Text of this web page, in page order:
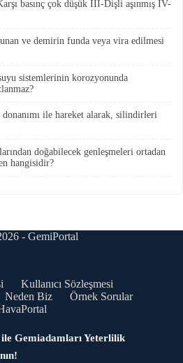
basınç çok düşük III-Dişli aşınmış IV-
ve demirin funda veya vira edilmesi
sistemlerinin korozyonunda
ile hareket alarak, silindirleri
doğabilecek genleşmeleri ortadan
hangisidir?
- GemiPortal
Kullanıcı Sözleşmesi
Neden Biz
Örnek Sorular
Gemiadamları Yeterlilik